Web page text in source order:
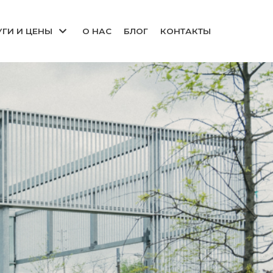
И ЦЕНЫ О НАС БЛОГ КОНТАКТЫ